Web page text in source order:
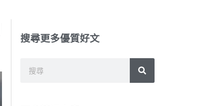
搜尋更多優質好文
搜